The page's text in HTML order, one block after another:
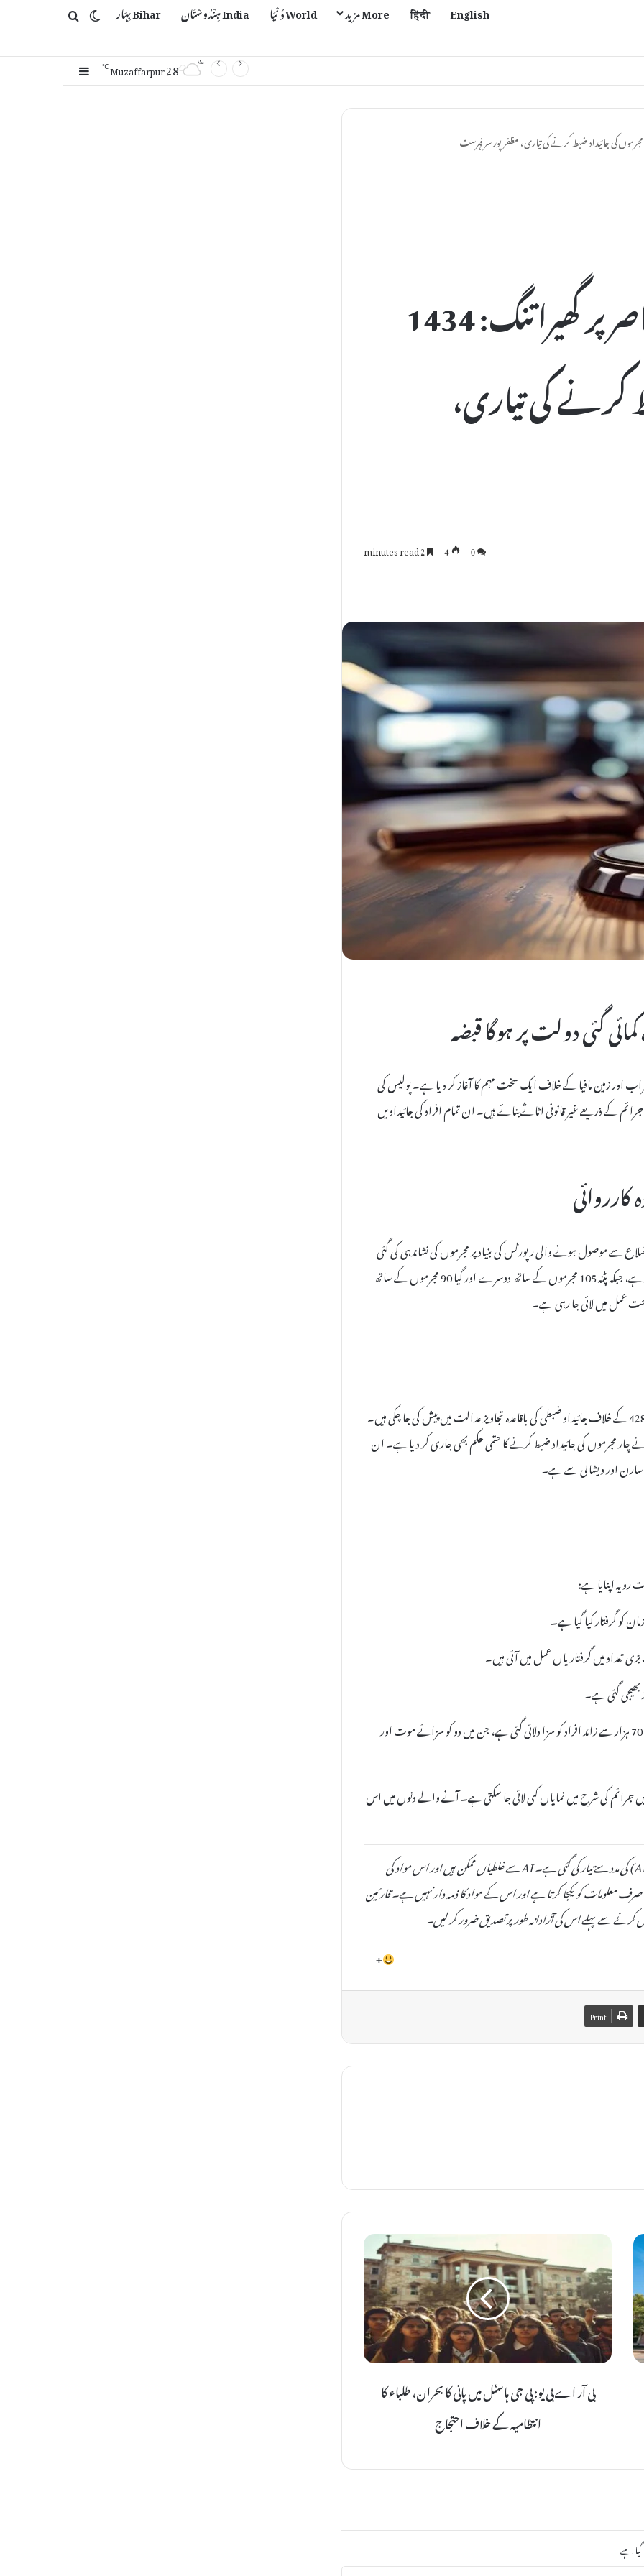
English
हिंदी More مزید World دُنْیَا India ہِنْدُوسْتَان Bihar بِہَار Switch skin
اور موتی پور میں بحالی کا عمل تیز Muzaffarpur28
℃
بہار میں جرائم پیشہ عناصر پر گھیرا تنگ: 1434
کرنے کی تیاری،
0
4
گئی دولت پر ہوگا قبضہ
اور زمین مافیا کے خلاف ایک سخت مہم کا آغاز کر دیا ہے۔ پولیس کی
نے جرائم کے ذریعے غیر قانونی اثاثے بنائے ہیں۔ ان تمام افراد کی جائیدادیں
سے موصول ہونے والی رپورٹس کی بنیاد پر مجرموں کی نشاندہی کی گئی
ہے۔ اس فہرست میں مظفرپور 109 مجرموں کے ساتھ پہلے نمبر پر ہے، جبکہ پٹنہ 105 مجرموں کے ساتھ دوسرے اور گیا 90 مجرموں کے ساتھ
پولیس حکام کے مطابق، نشاندہی کیے گئے 1434 مجرموں میں سے 428 کے خلاف جائیداد ضبطی کی باقاعدہ تجاویز عدالت میں پیش کی جا چکی ہیں۔
نے چار مجرموں کی جائیداد ضبط کرنے کا حتمی حکم بھی جاری کر دیا ہے۔ ان
سارن اور ویشالی سے ہے۔
اپنایا ہے:
میں گرفتاریاں عمل میں آئی ہیں۔
رواں سال کے ابتدائی چار مہینوں میں عدالتوں کے ذریعے 70 ہزار سے زائد افراد کو سزا دلائی گئی ہے، جن میں دو کو سزائے موت اور
جرائم کی شرح میں نمایاں کمی لائی جا سکتی ہے۔ آنے والے دنوں میں اس
یہ خبر دستیاب مقامی ذرائع کی بنیاد پر مصنوعی ذہانت (AI) کی مدد سے تیار کی گئی ہے۔ AI سے غلطیاں ممکن ہیں اور اس مواد کی
صحت یا اصلیت کی کوئی ضمانت نہیں دی جا سکتی۔ TheAinak صرف معلومات کو یکجا کرتا ہے اور اس کے مواد کا ذمہ دار نہیں ہے۔ قارئین
سے پہلے اس کی آزادانہ طور پر تصدیق ضرور کر لیں۔
+
Print
ی
آ
ر
ا
ے
ب
ی
س
بی آر اے بی یو: پی جی ہاسٹل میں پانی کا بحران، طلباء کا
انتظامیہ کے خلاف احتجاج
ہے